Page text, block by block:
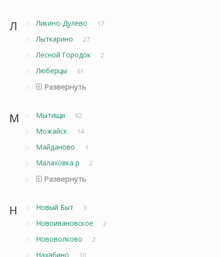
Л Ликино-Дулёво 17
Лыткарино 27
Лесной Городок 2
Люберцы 61
Развернуть
М Мытищи 82
Можайск 14
Майданово 1
Малаховка р 2
Развернуть
Н Новый Быт 3
Новоивановское 2
Нововолково 2
Нахабино 10